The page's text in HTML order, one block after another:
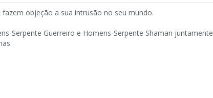
objeção a sua intrusão no seu mundo.
Serpente Guerreiro e Homens-Serpente Shaman juntamente